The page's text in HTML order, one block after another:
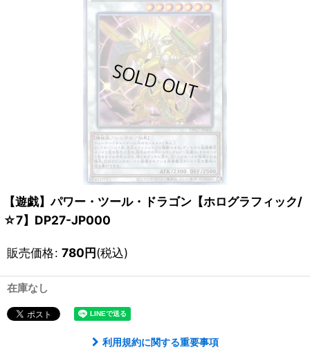
【遊戯】パワー・ツール・ドラゴン【ホログラフィック/
☆7】DP27-JP000
販売価格: 780円(税込)
在庫なし
利用規約に関する重要事項